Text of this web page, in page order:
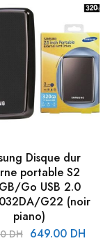
Disque dur
portable S2
Go USB 2.0
G22 (noir
piano)
DH 649.00 DH